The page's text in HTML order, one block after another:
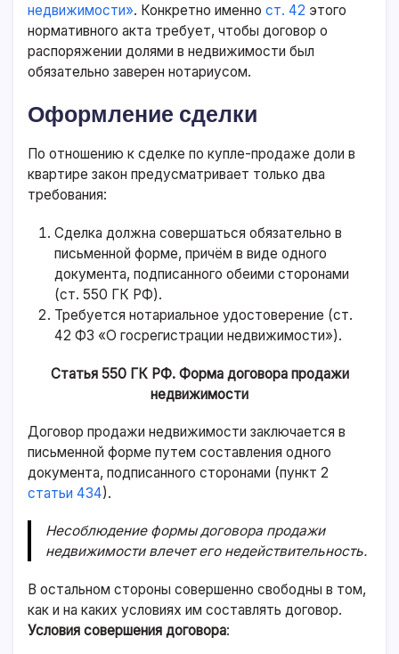
недвижимости». Конкретно именност. 42 этого
нормативного акта требует, чтобы договор о
распоряжении долями в недвижимости был
обязательно заверен нотариусом.
Оформление сделки
По отношению к сделке по купле-продаже доли в
квартире закон предусматривает только два
требования:
Сделка должна совершаться обязательно в
письменной форме, причём в виде одного
документа, подписанного обеими сторонами
(ст. 550 ГК РФ).
Требуется нотариальное удостоверение (ст.
42 ФЗ «О госрегистрации недвижимости»).
Статья 550 ГК РФ. Форма договора продажи
недвижимости
Договор продажи недвижимости заключается в
письменной форме путем составления одного
документа, подписанного сторонами (пункт 2
статьи 434).
Несоблюдение формы договора продажи
недвижимости влечет его недействительность.
В остальном стороны совершенно свободны в том,
как и на каких условиях им составлять договор.
Условия совершения договора: